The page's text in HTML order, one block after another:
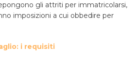
gli attriti per immatricolarsi,
imposizioni a cui obbedire per
i requisiti